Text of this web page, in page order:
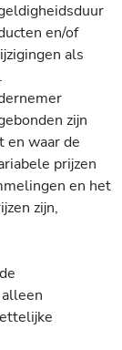
en/of
als
zijn
en waar de
prijzen
en het
zijn,